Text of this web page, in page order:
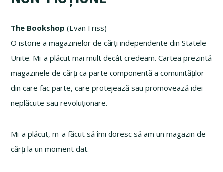
The Bookshop (Evan Friss)
O istorie a magazinelor de cărți independente din Statele
Unite. Mi-a plăcut mai mult decât credeam. Cartea prezintă
magazinele de cărți ca parte componentă a comunităților
din care fac parte, care protejează sau promovează idei
neplăcute sau revoluționare.
Mi-a plăcut, m-a făcut să îmi doresc să am un magazin de
cărți la un moment dat.